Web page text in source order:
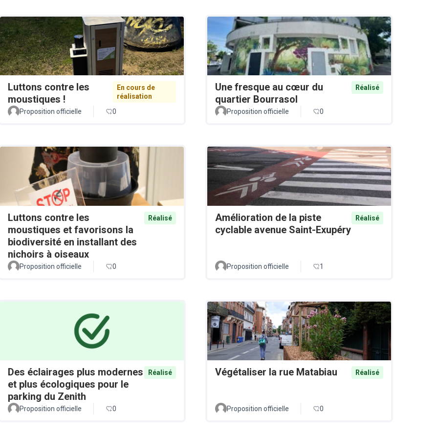
Luttons contre les
moustiques !
En cours de
réalisation
Proposition officielle
0
Une fresque au cœur du
quartier Bourrasol
Réalisé
Proposition officielle 0
Luttons contre les
moustiques et favorisons la
biodiversité en installant des
nichoirs à oiseaux
Réalisé
Proposition officielle 0
Amélioration de la piste
cyclable avenue Saint-Exupéry
Réalisé
Proposition officielle 1
Des éclairages plus modernes
et plus écologiques pour le
parking du Zenith
Réalisé
Proposition officielle 0
Végétaliser la rue Matabiau Réalisé
Proposition officielle 0